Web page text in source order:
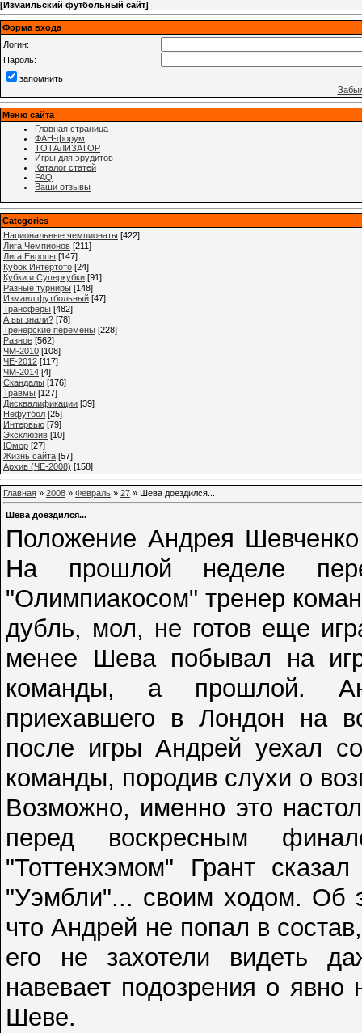
[Измаильский футбольный сайт]
Форма входа
Логин:
Пароль:
запомнить
Меню сайта
Главная страница
ФАН-форум
ТОТАЛИЗАТОР
Игры для эрудитов
Каталог статей
FAQ
Ваши отзывы
Categories
Национальные чемпионаты [422]
Лига Чемпионов [211]
Лига Европы [147]
Кубок Интертото [24]
Кубки и Суперкубки [91]
Разные турниры [148]
Измаил футбольный [47]
Трансферы [482]
А вы знали? [78]
Тренерские перемены [228]
Разное [562]
ЧМ-2010 [108]
ЧЕ-2012 [117]
ЧМ-2014 [4]
Cкандалы [176]
Травмы [127]
Дисквалификации [39]
Нефутбол [25]
Интервью [79]
Эксклюзив [10]
Юмор [27]
Жизнь сайта [57]
Архив (ЧЕ-2008) [158]
Главная » 2008 » Февраль » 27 » Шева доездился...
Шева доездился...
Положение Андрея
На прошлой неделе
"Олимпиакосом" тренер
дубль, мол, не готов еще
менее Шева побывал на
команды, а прошлой.
приехавшего в Лондон на
после игры Андрей уехал
команды, породив слухи о
Возможно, именно это
перед воскресным
"Тоттенхэмом" Грант
"Уэмбли"... своим ходом. Об
что Андрей не попал в
его не захотели видеть
навевает подозрения о
Шеве.